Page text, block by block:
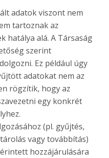
adatok viszont nem
tartoznak az
hatálya alá. A Társaság
szerint
Ez például úgy
adatokat nem az
rögzítik, hogy az
egy konkrét
(pl. gyűjtés,
vagy továbbítás)
hozzájárulására